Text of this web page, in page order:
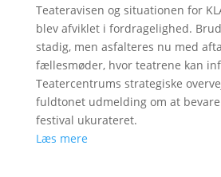
Teateravisen og situationen for
blev afviklet i fordragelighed.
stadig, men asfalteres nu med
fællesmøder, hvor teatrene kan
Teatercentrums strategiske
fuldtonet udmelding om at bevare
festival ukurateret.
Læs mere